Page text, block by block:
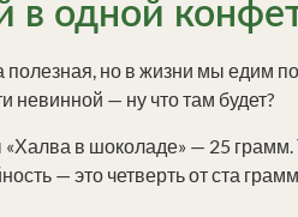
в одной
но в жизни мы едим
невинной — ну что там будет?
в шоколаде» — 25 грамм.
— это четверть от ста